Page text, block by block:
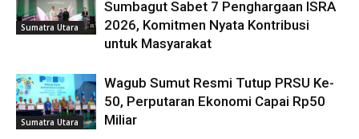
Sumatra Utara
Sumbagut Sabet 7 Penghargaan ISRA
2026, Komitmen Nyata Kontribusi
untuk Masyarakat
Sumatra Utara
Wagub Sumut Resmi Tutup PRSU Ke-
50, Perputaran Ekonomi Capai Rp50
Miliar